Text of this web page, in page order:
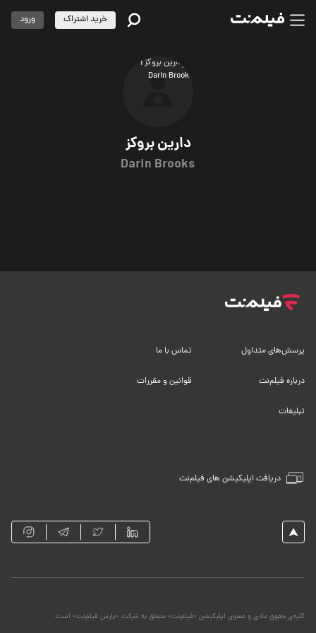
دارین بروکز
Darin Brooks
خرید اشتراک ورود
دریافت اپلیکیشن های فیلم‌نت
پرسش‌های متداول تماس با ما
درباره فیلم‌نت قوانین و مقررات
تبلیغات
کلیه‌ی حقوق مادی و معنوی اپلیکیشن «فیلم‌نت» متعلق به شرکت «پارس فیلم‌نت» است.